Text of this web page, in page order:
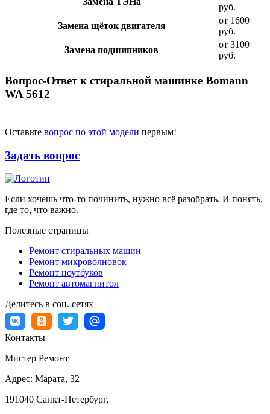
руб.
Замена щёток двигателя
от 1600
руб.
Замена подшипников
от 3100
руб.
Вопрос-Ответ к стиральной машинке Bomann
WA 5612
Оставьте вопрос по этой модели первым!
Задать вопрос
Если хочешь что-то починить, нужно всё разобрать. И понять,
где то, что важно.
Полезные страницы
Ремонт стиральных машин
Ремонт микроволновок
Ремонт ноутбуков
Ремонт автомагнитол
Делитесь в соц. сетях
Контакты
Мистер Ремонт
Адрес: Марата, 32
191040 Санкт-Петербург,